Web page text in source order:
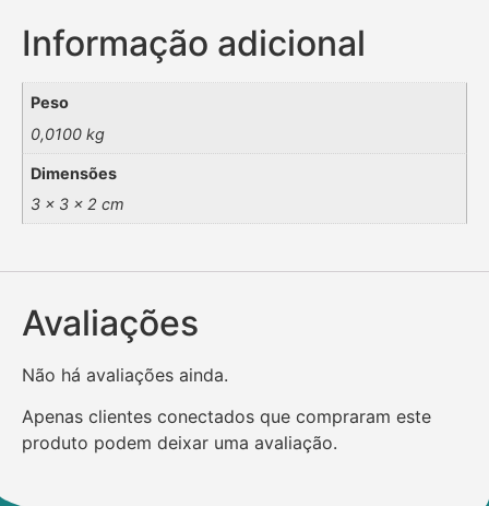
Informação adicional
Peso
0,0100 kg
Dimensões
3 × 3 × 2 cm
Avaliações
Não há avaliações ainda.
Apenas clientes conectados que compraram este
produto podem deixar uma avaliação.